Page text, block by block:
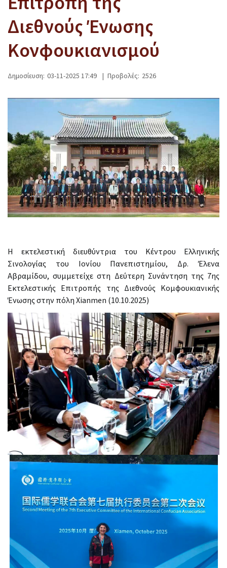
Διεθνούς Ένωσης
Κονφουκιανισμού
Δημοσίευση: 03-11-2025 17:49 | Προβολές: 2526
Η εκτελεστική διευθύντρια του Κέντρου Ελληνικής
Σινολογίας του Ιονίου Πανεπιστημίου, Δρ. Έλενα
Αβραμίδου, συμμετείχε στη Δεύτερη Συνάντηση της 7ης
Εκτελεστικής Επιτροπής της Διεθνούς Κομφουκιανικής
Ένωσης στην πόλη Xianmen (10.10.2025)